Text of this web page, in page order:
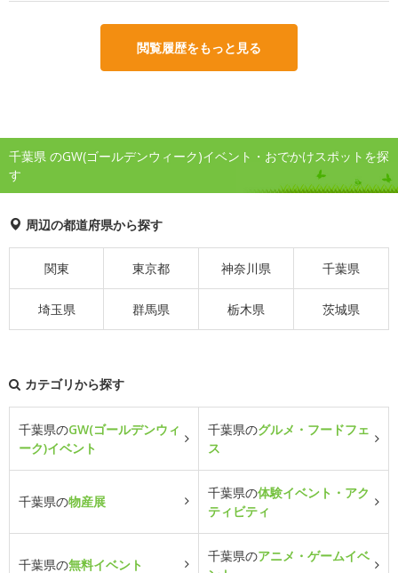
閲覧履歴をもっと見る
千葉県 のGW(ゴールデンウィーク)イベント・おでかけスポットを探
す
周辺の都道府県から探す
関東 東京都 神奈川県 千葉県
埼玉県 群馬県 栃木県 茨城県
カテゴリから探す
千葉県のGW(ゴールデンウィ
ーク)イベント
千葉県のグルメ・フードフェ
ス
千葉県の物産展
千葉県の体験イベント・アク
ティビティ
千葉県の無料イベント
千葉県のアニメ・ゲームイベ